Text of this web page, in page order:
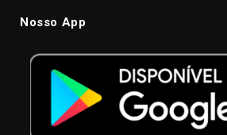
Nosso App